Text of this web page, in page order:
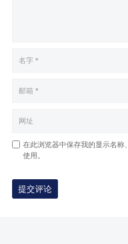
在此浏览器中保存我的显示名
使用。
提交评论